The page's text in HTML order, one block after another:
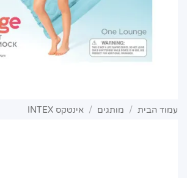
עמוד הבית / מותגים / אינטקס INTEX